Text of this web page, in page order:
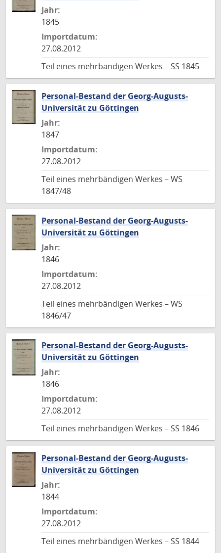
Jahr:
1845
Importdatum:
27.08.2012
Teil eines mehrbändigen Werkes – SS 1845
Personal-Bestand der Georg-Augusts-
Universität zu Göttingen
Jahr:
1847
Importdatum:
27.08.2012
Teil eines mehrbändigen Werkes – WS
1847/48
Personal-Bestand der Georg-Augusts-
Universität zu Göttingen
Jahr:
1846
Importdatum:
27.08.2012
Teil eines mehrbändigen Werkes – WS
1846/47
Personal-Bestand der Georg-Augusts-
Universität zu Göttingen
Jahr:
1846
Importdatum:
27.08.2012
Teil eines mehrbändigen Werkes – SS 1846
Personal-Bestand der Georg-Augusts-
Universität zu Göttingen
Jahr:
1844
Importdatum:
27.08.2012
Teil eines mehrbändigen Werkes – SS 1844